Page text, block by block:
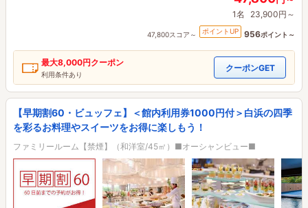
1名 23,900円～
47,800スコア～ ポイントUP 956ポイント～
最大8,000円クーポン
利用条件あり
クーポンGET
【早期割60・ビュッフェ】＜館内利用券1000円付＞白浜の四季
を彩るお料理やスイーツをお得に楽しもう！
ファミリールーム【禁煙】（和洋室/45㎡）■オーシャンビュー■